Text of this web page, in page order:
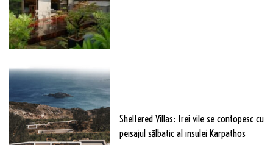
Sheltered Villas: trei vile se contopesc cu
peisajul sălbatic al insulei Karpathos